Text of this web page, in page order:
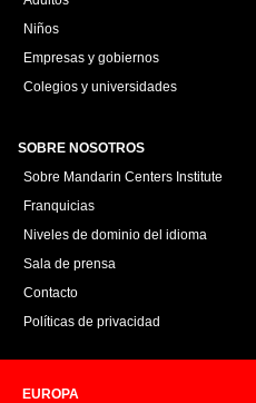
Niños
Empresas y gobiernos
Colegios y universidades
SOBRE NOSOTROS
Sobre Mandarin Centers Institute
Franquicias
Niveles de dominio del idioma
Sala de prensa
Contacto
Políticas de privacidad
EUROPA